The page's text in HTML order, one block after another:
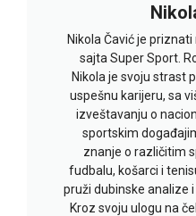
Nikola Čavić je
sajta Super Sport.
Nikola je svoju strast
uspešnu karijeru, sa
izveštavanju o
sportskim
znanje o različitim
fudbalu, košarci i
pruži dubinske analize
Kroz svoju ulogu na